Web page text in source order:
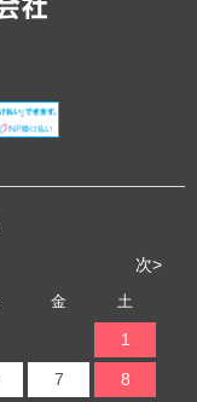
次>
金 土
1
7 8